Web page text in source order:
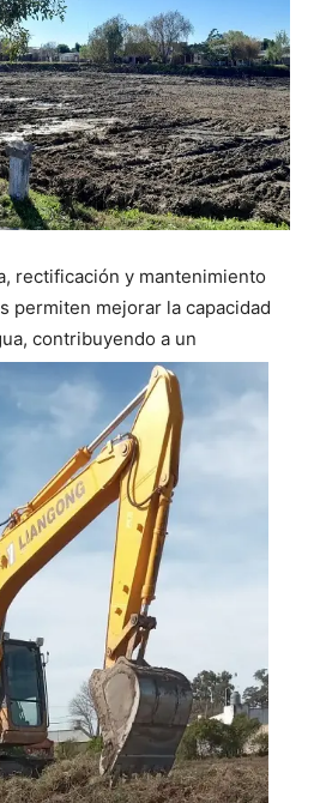
rectificación y mantenimiento
permiten mejorar la capacidad
contribuyendo a un